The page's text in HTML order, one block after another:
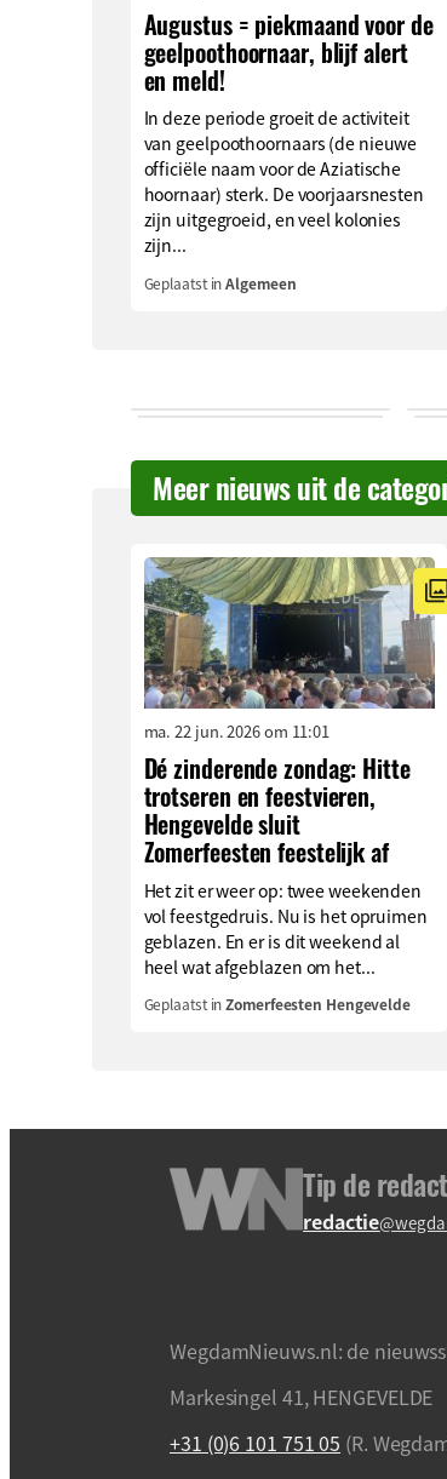
Augustus = piekmaand voor de
geelpoothoornaar, blijf alert
en meld!
In deze periode groeit de activiteit
van geelpoothoornaars (de nieuwe
officiële naam voor de Aziatische
hoornaar) sterk. De voorjaarsnesten
zijn uitgegroeid, en veel kolonies
zijn...
Geplaatst inAlgemeen
Meer nieuws uit de
ma. 22 jun. 2026 om 11:01
Dé zinderende zondag: Hitte
trotseren en feestvieren,
Hengevelde sluit
Zomerfeesten feestelijk af
Het zit er weer op: twee weekenden
vol feestgedruis. Nu is het opruimen
geblazen. En er is dit weekend al
heel wat afgeblazen om het...
Geplaatst inZomerfeesten Hengevelde
Tip de
redactie
WegdamNieuws.nl: de
Markesingel 41, HENGEVELDE
+31 (0)6 101 751 05 (R.